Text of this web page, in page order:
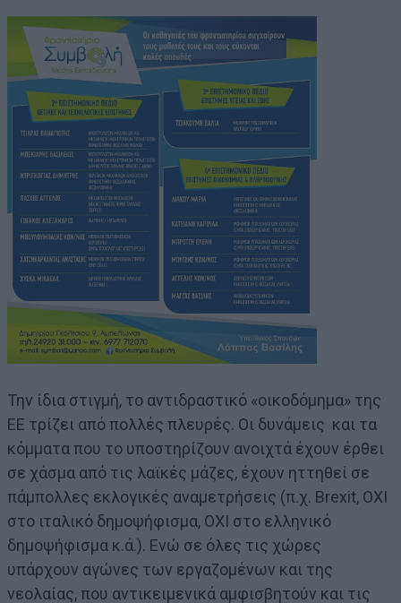
Την ίδια στιγμή, το αντιδραστικό «οικοδόμημα» της
ΕΕ τρίζει από πολλές πλευρές. Οι δυνάμεις και τα
κόμματα που το υποστηρίζουν ανοιχτά έχουν έρθει
σε χάσμα από τις λαϊκές μάζες, έχουν ηττηθεί σε
πάμπολλες εκλογικές αναμετρήσεις (π.χ. Brexit, ΟΧΙ
στο ιταλικό δημοψήφισμα, ΟΧΙ στο ελληνικό
δημοψήφισμα κ.ά.). Ενώ σε όλες τις χώρες
υπάρχουν αγώνες των εργαζομένων και της
νεολαίας, που αντικειμενικά αμφισβητούν και τις